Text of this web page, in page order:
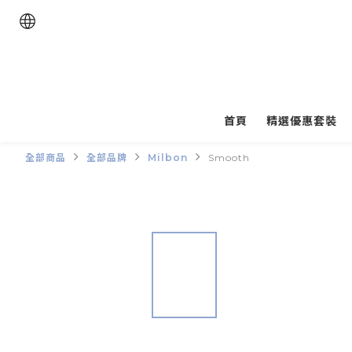
首頁 精選優惠套裝
全部商品 全部品牌 Milbon Smooth